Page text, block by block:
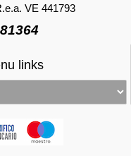
VE 441793
links